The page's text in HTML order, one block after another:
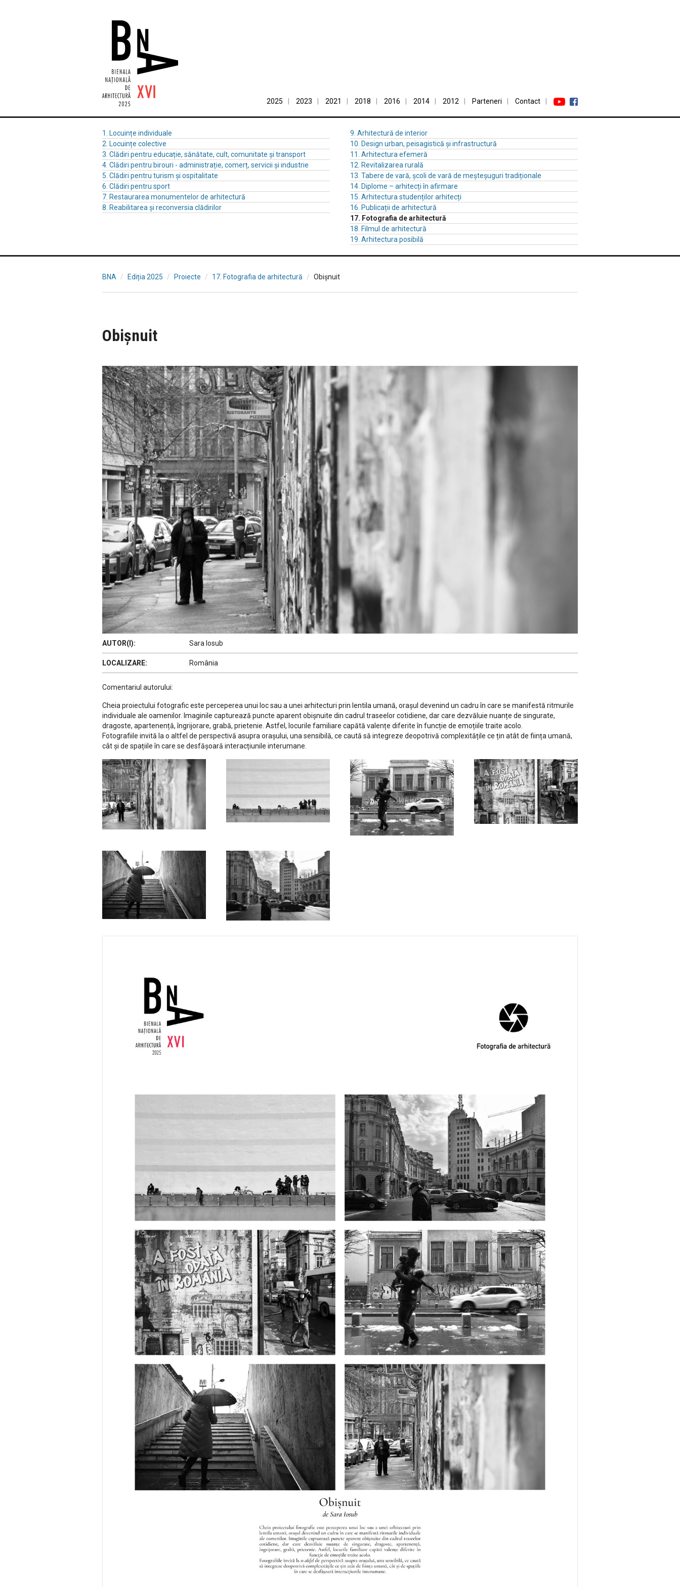
2025 2023 2021 2018 2016 2014 2012 Parteneri Contact
1. Locuințe individuale
2. Locuințe colective
3. Clădiri pentru educație, sănătate, cult, comunitate și transport
4. Clădiri pentru birouri - administrație, comerț, servicii și industrie
5. Clădiri pentru turism și ospitalitate
6. Clădiri pentru sport
7. Restaurarea monumentelor de arhitectură
8. Reabilitarea și reconversia clădirilor
9. Arhitectură de interior
10. Design urban, peisagistică și infrastructură
11. Arhitectura efemeră
12. Revitalizarea rurală
13. Tabere de vară, școli de vară de meșteșuguri tradiționale
14. Diplome – arhitecți în afirmare
15. Arhitectura studenților arhitecți
16. Publicații de arhitectură
17. Fotografia de arhitectură
18. Filmul de arhitectură
19. Arhitectura posibilă
BNA Ediția 2025 Proiecte 17. Fotografia de arhitectură Obișnuit
Obișnuit
AUTOR(I): Sara Iosub
LOCALIZARE: România
Comentariul autorului:
Cheia proiectului fotografic este perceperea unui loc sau a unei arhitecturi prin lentila umană, orașul devenind un cadru în care se manifestă ritmurile
individuale ale oamenilor. Imaginile capturează puncte aparent obișnuite din cadrul traseelor cotidiene, dar care dezvăluie nuanțe de singurate,
dragoste, apartenență, îngrijorare, grabă, prietenie. Astfel, locurile familiare capătă valențe diferite în funcție de emoțiile traite acolo.
Fotografiile invită la o altfel de perspectivă asupra orașului, una sensibilă, ce caută să integreze deopotrivă complexitățile ce țin atât de ființa umană,
cât și de spațiile în care se desfășoară interacțiunile interumane.